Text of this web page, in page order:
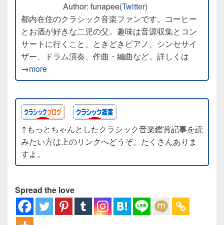
Author: funapee(Twitter)
都内在住のクラシック音楽ファンです。コーヒー
とお酒が好きな二児の父。趣味は音源収集とコン
サートに行くこと、ときどきピアノ、シンセサイ
ザー、ドラム演奏、作曲・編曲など。詳しくは
→more
↑もっとちゃんとしたクラシック音楽鑑賞記事を読
みたい方は上のリンクへどうぞ。たくさんありま
すよ。
Spread the love